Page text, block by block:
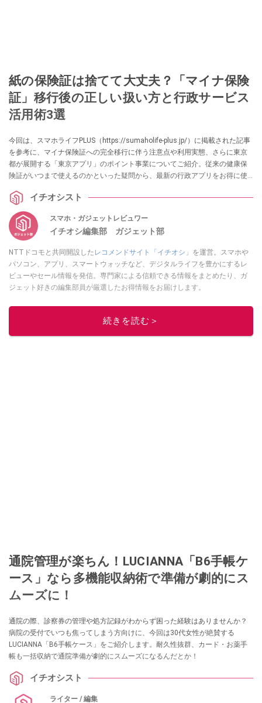
紙の保険証は捨てて大丈夫？「マイナ保険
証」移行後の正しい扱い方と行政サービス
活用術3選
今回は、スマホライフPLUS（https://sumaholife-plus.jp/）に掲載された記事
を参考に、マイナ保険証への完全移行に伴う注意点や利用実態、さらに東京
都が展開する「東京アプリ」のポイント事業についてご紹介。従来の健康保
険証がいつまで使えるのかといった疑問から、最新の行政アプリをお得に使
ぜひ、スマホライフPLUSでご確認ください。
イチオシスト
スマホ・ガジェットレビュワー
イチオシ編集部 ガジェット部
NTTドコモと共同開設した レコメンドサイト「イチオシ」 を運営。スマホや
パソコン、アプリ、スマートウォッチなど、デジタルライフを豊かにするレ
ビューやセール情報を発信。専門家による信頼できる情報をまとめたり、ガ
ジェット好きの編集部員が厳選したお得情報をお届けします。
このイチオシストの他の記事を読む
続きを読む＞
通院管理が楽ちん！LUCIANNA「B6手帳ケ
ース」なら多機能収納術で準備が劇的にス
ムーズに！
通院の際、診察券の管理や処方記録がわからず困った経験はありませんか？
病院の受付でいつも焦ってしまう方向けに、今回は30代女性が絶賛する
LUCIANNA「B6手帳ケース」をご紹介します。耐久性抜群、カード・お薬手
帳も一括収納で通院準備が劇的にスムーズになるんだとか！
イチオシスト
ライター / 編集